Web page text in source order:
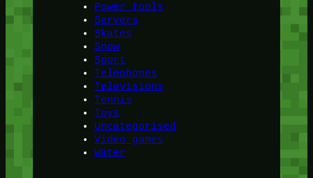
Power tools
Servers
Skates
Snow
Sport
Telephones
Televisions
Tennis
Toys
Uncategorised
Video games
Water